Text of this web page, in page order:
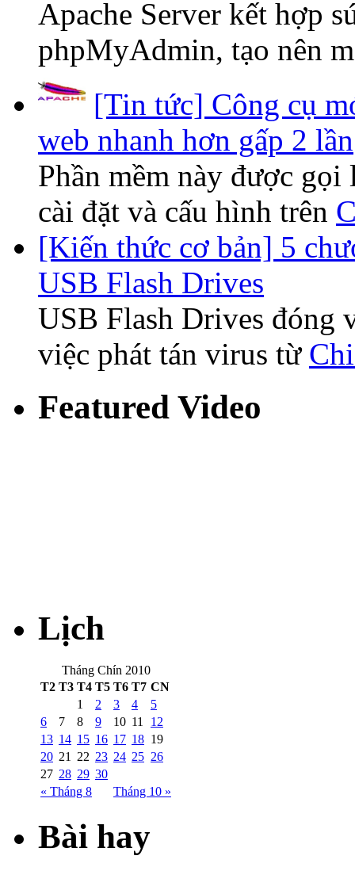
Apache Server kết hợp
phpMyAdmin, tạo nên
[Tin tức] Công cụ
web nhanh hơn gấp 2 lần
Phần mềm này được gọi
cài đặt và cấu hình trên
[Kiến thức cơ bản] 5
USB Flash Drives
USB Flash Drives đóng
việc phát tán virus từ
Featured Video
Lịch
Tháng Chín 2010
T2 T3 T4 T5 T6 T7 CN
« Tháng 8 Tháng 10 »
1 2 3 4
5
6
7 8 9 10 11
12
13 14 15 16 17 18 19
20 21 22 23 24 25 26
27 28 29 30
Bài hay